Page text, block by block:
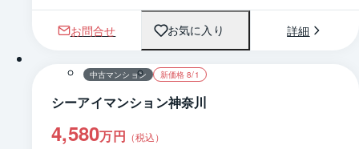
お問合せ お気に入り 詳細
1 / 0 間取り
中古マンション 新価格 8/1
シーアイマンション神奈川
4,580万円 （税込）